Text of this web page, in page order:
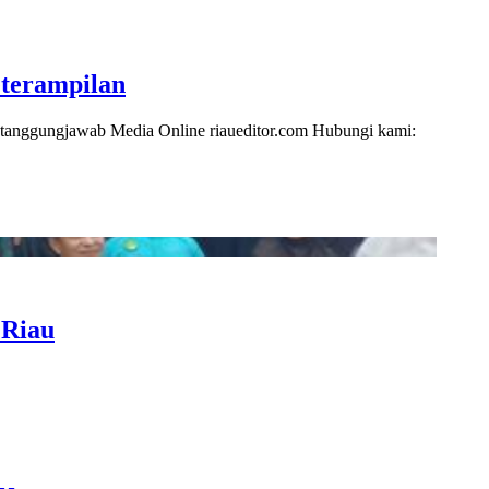
Media Online riaueditor.com Hubungi kami: